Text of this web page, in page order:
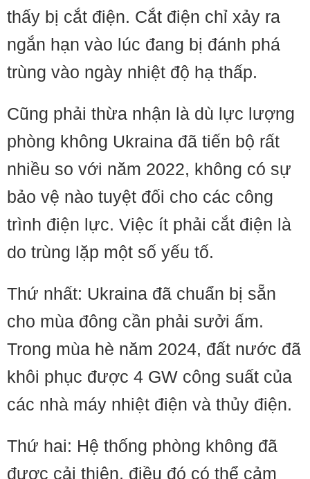
thấy bị cắt điện. Cắt điện chỉ xảy ra
ngắn hạn vào lúc đang bị đánh phá
trùng vào ngày nhiệt độ hạ thấp.
Cũng phải thừa nhận là dù lực lượng
phòng không Ukraina đã tiến bộ rất
nhiều so với năm 2022, không có sự
bảo vệ nào tuyệt đối cho các công
trình điện lực. Việc ít phải cắt điện là
do trùng lặp một số yếu tố.
Thứ nhất: Ukraina đã chuẩn bị sẵn
cho mùa đông cần phải sưởi ấm.
Trong mùa hè năm 2024, đất nước đã
khôi phục được 4 GW công suất của
các nhà máy nhiệt điện và thủy điện.
Thứ hai: Hệ thống phòng không đã
được cải thiện, điều đó có thể cảm